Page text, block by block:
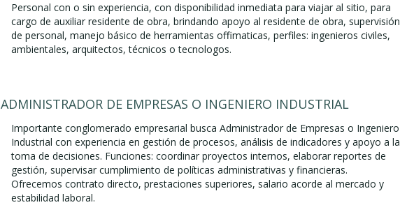
Personal con o sin experiencia, con disponibilidad inmediata para viajar al sitio, para
cargo de auxiliar residente de obra, brindando apoyo al residente de obra, supervisión
de personal, manejo básico de herramientas offimaticas, perfiles: ingenieros civiles,
ambientales, arquitectos, técnicos o tecnologos.
ADMINISTRADOR DE EMPRESAS O INGENIERO INDUSTRIAL
Importante conglomerado empresarial busca Administrador de Empresas o Ingeniero
Industrial con experiencia en gestión de procesos, análisis de indicadores y apoyo a la
toma de decisiones. Funciones: coordinar proyectos internos, elaborar reportes de
gestión, supervisar cumplimiento de políticas administrativas y financieras.
Ofrecemos contrato directo, prestaciones superiores, salario acorde al mercado y
estabilidad laboral.